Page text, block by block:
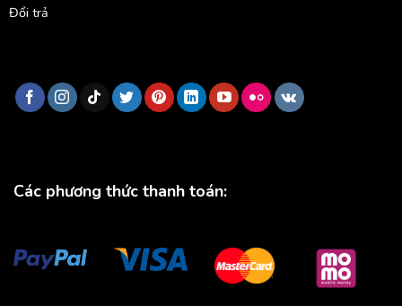
Đổi trả
Các phương thức thanh toán: